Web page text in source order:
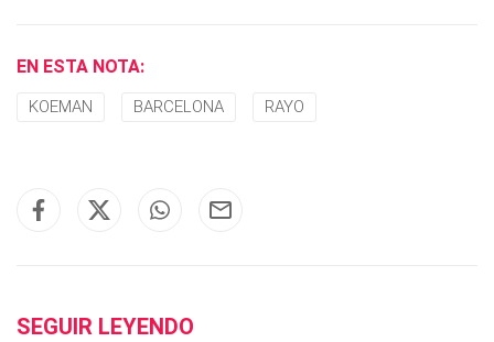
EN ESTA NOTA:
KOEMAN BARCELONA RAYO
SEGUIR LEYENDO